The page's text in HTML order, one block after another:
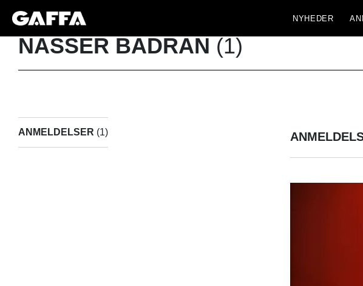
NYHEDER
NASSER BADRAN (1)
ANMELDELSER (1)